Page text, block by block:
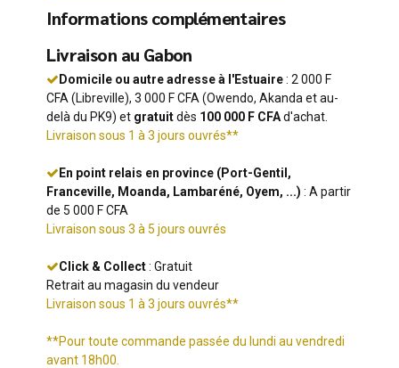
Informations complémentaires
Livraison au Gabon
Domicile ou autre adresse à l'Estuaire: 2 000 F
CFA (Libreville), 3 000 F CFA (Owendo, Akanda et au-
delà du PK9) et gratuitdès 100 000 F CFAd'achat.
Livraison sous 1 à 3 jours ouvrés**
En point relais en province (Port-Gentil,
Franceville, Moanda, Lambaréné, Oyem, ...) : A partir
de 5 000 F CFA
Livraison sous 3 à 5 jours ouvrés
Click & Collect: Gratuit
Retrait au magasin du vendeur
Livraison sous 1 à 3 jours ouvrés**
**Pour toute commande passée du lundi au vendredi
avant 18h00.